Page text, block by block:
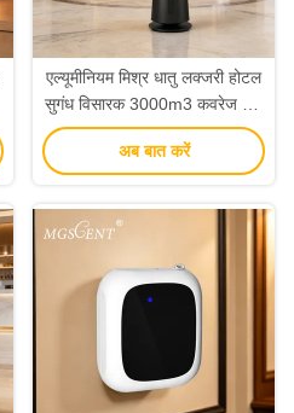
एल्यूमीनियम मिश्र धातु लक्जरी होटल
सुगंध विसारक 3000m3 कवरेज शोर
<40dba
अब बात करें